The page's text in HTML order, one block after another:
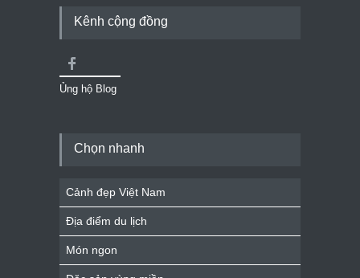
Kênh cộng đồng
Ủng hộ Blog
Chọn nhanh
Cảnh đẹp Việt Nam
Địa điểm du lịch
Món ngon